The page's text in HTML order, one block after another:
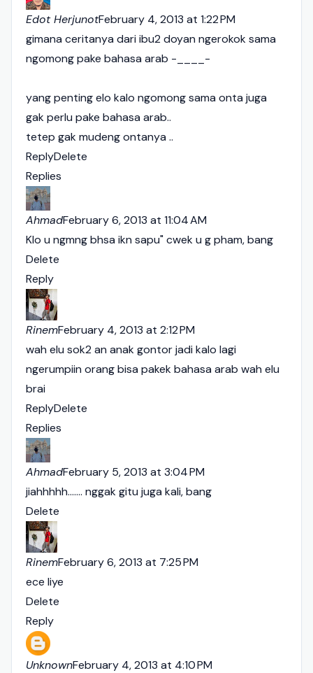
Edot HerjunotFebruary 4, 2013 at 1:22 PM
gimana ceritanya dari ibu2 doyan ngerokok sama
ngomong pake bahasa arab -____-
yang penting elo kalo ngomong sama onta juga
gak perlu pake bahasa arab..
tetep gak mudeng ontanya ..
ReplyDelete
Replies
AhmadFebruary 6, 2013 at 11:04 AM
Klo u ngmng bhsa ikn sapu" cwek u g pham, bang
Delete
Reply
RinemFebruary 4, 2013 at 2:12 PM
wah elu sok2 an anak gontor jadi kalo lagi
ngerumpiin orang bisa pakek bahasa arab wah elu
brai
ReplyDelete
Replies
AhmadFebruary 5, 2013 at 3:04 PM
jiahhhhh....... nggak gitu juga kali, bang
Delete
RinemFebruary 6, 2013 at 7:25 PM
ece liye
Delete
Reply
UnknownFebruary 4, 2013 at 4:10 PM